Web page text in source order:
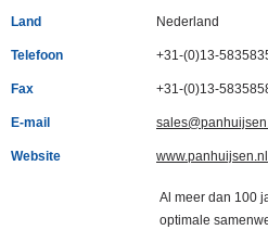
Land Nederland
Telefoon +31-(0)13-
Fax +31-(0)13-
E-mail
Website www.panhuijsen.nl
Al meer dan 100
optimale